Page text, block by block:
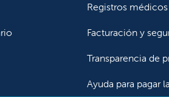
Registros médicos
Facturación y
Transparencia de
Ayuda para pagar